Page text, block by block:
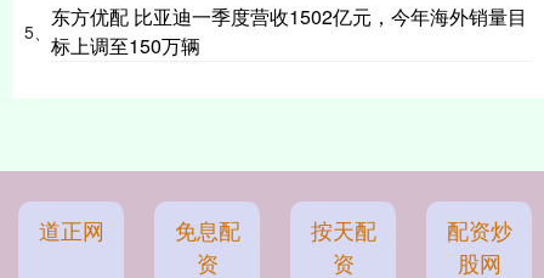
5、
东方优配 比亚迪一季度营收1502亿元，今年海外销量目
标上调至150万辆
道正网
免息配
资
按天配
资
配资炒
股网